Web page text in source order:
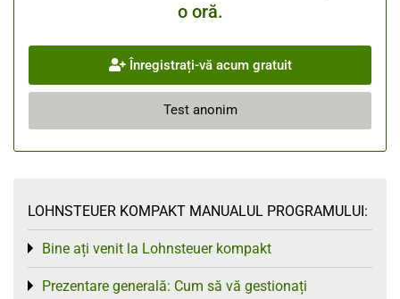
o oră.
Înregistrați-vă acum gratuit
Test anonim
LOHNSTEUER KOMPAKT MANUALUL PROGRAMULUI:
Bine ați venit la Lohnsteuer kompakt
Toggle menu
Prezentare generală: Cum să vă gestionați
Toggle menu